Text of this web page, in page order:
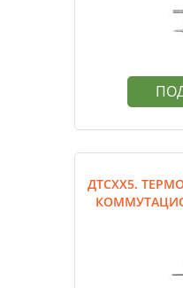
ДТСХХ5.